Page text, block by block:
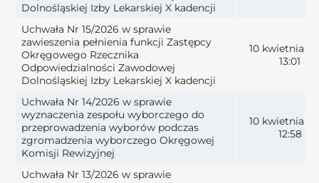
Dolnośląskiej Izby Lekarskiej X kadencji
Uchwała Nr 15/2026 w sprawie
zawieszenia pełnienia funkcji Zastępcy
Okręgowego Rzecznika
Odpowiedzialności Zawodowej
Dolnośląskiej Izby Lekarskiej X kadencji
10 kwietnia
13:01
Uchwała Nr 14/2026 w sprawie
wyznaczenia zespołu wyborczego do
przeprowadzenia wyborów podczas
zgromadzenia wyborczego Okręgowej
Komisji Rewizyjnej
10 kwietnia
12:58
Uchwała Nr 13/2026 w sprawie